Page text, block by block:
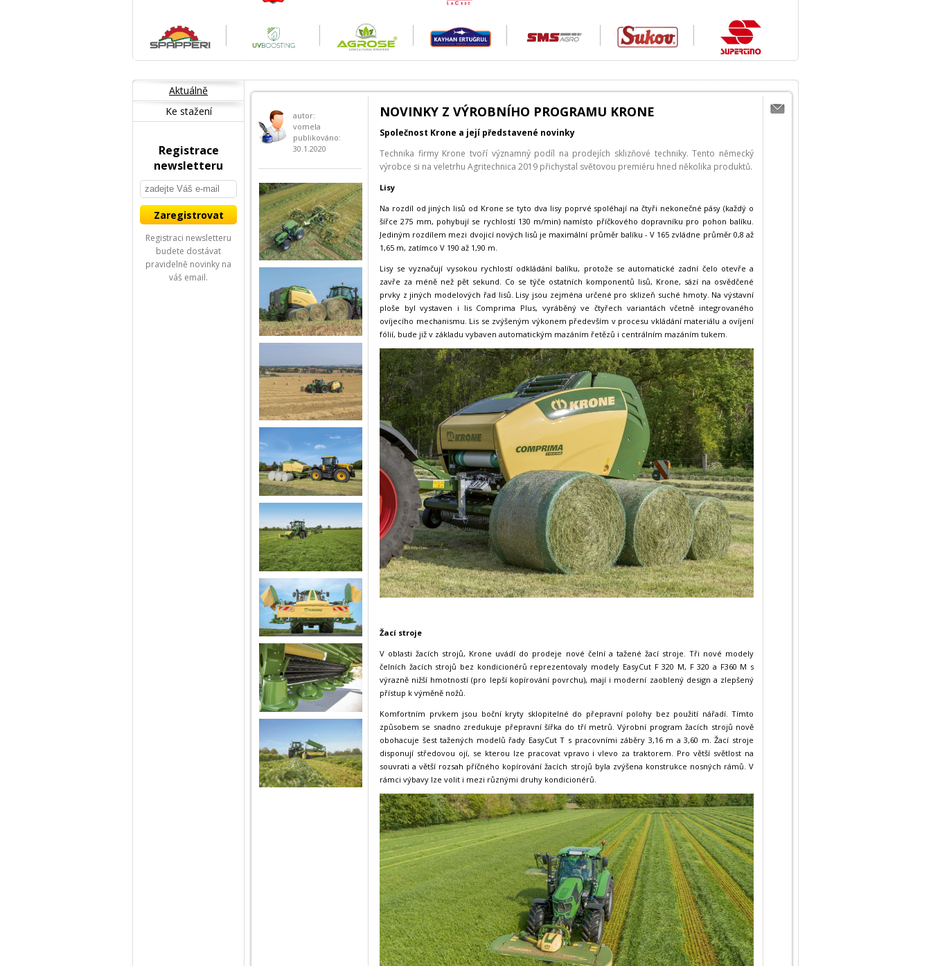
autor:
vomela
publikováno:
30.1.2020
NOVINKY Z VÝROBNÍHO PROGRAMU KRONE
Společnost Krone a její představené novinky
Technika firmy Krone tvoří významný podíl na prodejích sklizňové techniky. Tento německý
výrobce si na veletrhu Agritechnica 2019 přichystal světovou premiéru hned několika produktů.
Lisy
Na rozdíl od jiných lisů od Krone se tyto dva lisy poprvé spoléhají na čtyři nekonečné pásy (každý o
šířce 275 mm, pohybují se rychlostí 130 m/min) namísto příčkového dopravníku pro pohon balíku.
Jediným rozdílem mezi dvojicí nových lisů je maximální průměr balíku - V 165 zvládne průměr 0,8 až
1,65 m, zatímco V 190 až 1,90 m.
Lisy se vyznačují vysokou rychlostí odkládání balíku, protože se automatické zadní čelo otevře a
zavře za méně než pět sekund. Co se týče ostatních komponentů lisů, Krone, sází na osvědčené
prvky z jiných modelových řad lisů. Lisy jsou zejména určené pro sklizeň suché hmoty. Na výstavní
ploše byl vystaven i lis Comprima Plus, vyráběný ve čtyřech variantách včetně integrovaného
ovíjecího mechanismu. Lis se zvýšeným výkonem především v procesu vkládání materiálu a ovíjení
fólií, bude již v základu vybaven automatickým mazáním řetězů i centrálním mazáním tukem.
Žací stroje
V oblasti žacích strojů, Krone uvádí do prodeje nové čelní a tažené žací stroje. Tři nové modely
čelních žacích strojů bez kondicionérů reprezentovaly modely EasyCut F 320 M, F 320 a F360 M s
výrazně nižší hmotností (pro lepší kopírování povrchu), mají i moderní zaoblený design a zlepšený
přístup k výměně nožů.
Komfortním prvkem jsou boční kryty sklopitelné do přepravní polohy bez použití nářadí. Tímto
způsobem se snadno zredukuje přepravní šířka do tří metrů. Výrobní program žacích strojů nově
obohacuje šest tažených modelů řady EasyCut T s pracovními záběry 3,16 m a 3,60 m. Žací stroje
disponují středovou ojí, se kterou lze pracovat vpravo i vlevo za traktorem. Pro větší světlost na
souvrati a větší rozsah příčného kopírování žacích strojů byla zvýšena konstrukce nosných rámů. V
rámci výbavy lze volit i mezi různými druhy kondicionérů.
Aktuálně
Ke stažení
Registrace
newsletteru
Registraci newsletteru
budete dostávat
pravidelně novinky na
váš email.